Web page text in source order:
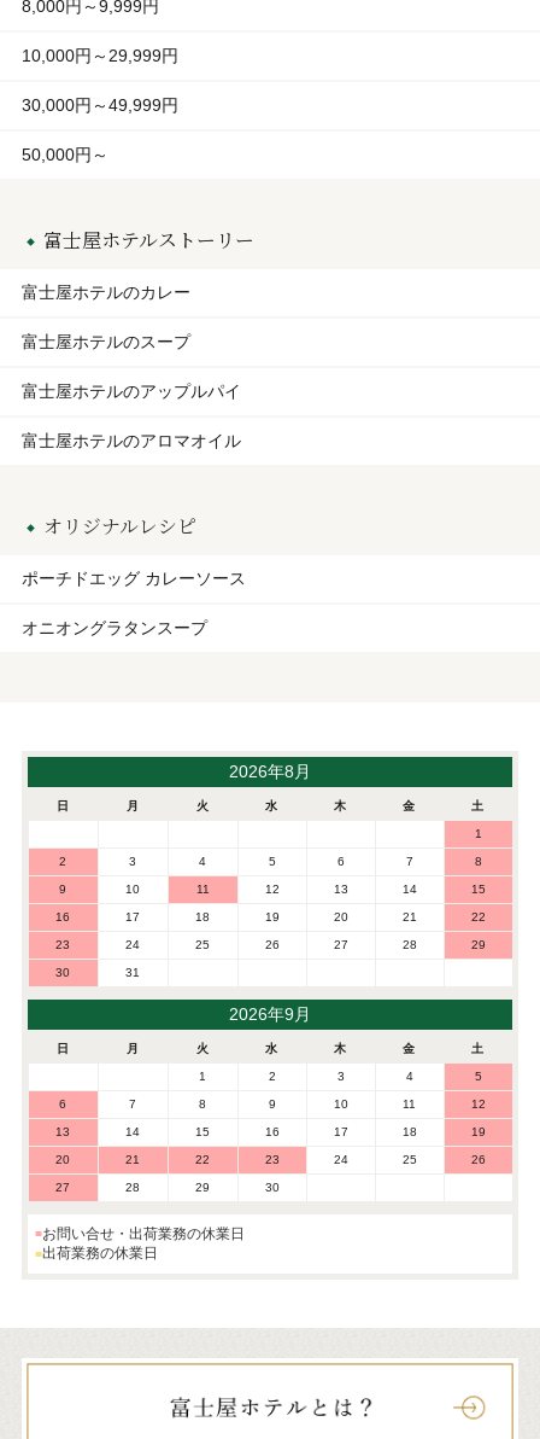
8,000円～9,999円
10,000円～29,999円
30,000円～49,999円
50,000円～
富士屋ホテルストーリー
富士屋ホテルのカレー
富士屋ホテルのスープ
富士屋ホテルのアップルパイ
富士屋ホテルのアロマオイル
オリジナルレシピ
ポーチドエッグ カレーソース
オニオングラタンスープ
2026年8月
日 月 火 水 木 金 土
1
2 3 4 5 6 7 8
9 10 11 12 13 14 15
16 17 18 19 20 21 22
23 24 25 26 27 28 29
30 31
2026年9月
日 月 火 水 木 金 土
1 2 3 4 5
6 7 8 9 10 11 12
13 14 15 16 17 18 19
20 21 22 23 24 25 26
27 28 29 30
お問い合せ・出荷業務の休業日
出荷業務の休業日